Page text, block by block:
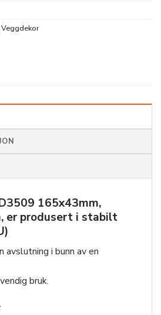
Veggdekor
165x43mm,
er produsert i stabilt
avslutning i bunn av en
bruk.